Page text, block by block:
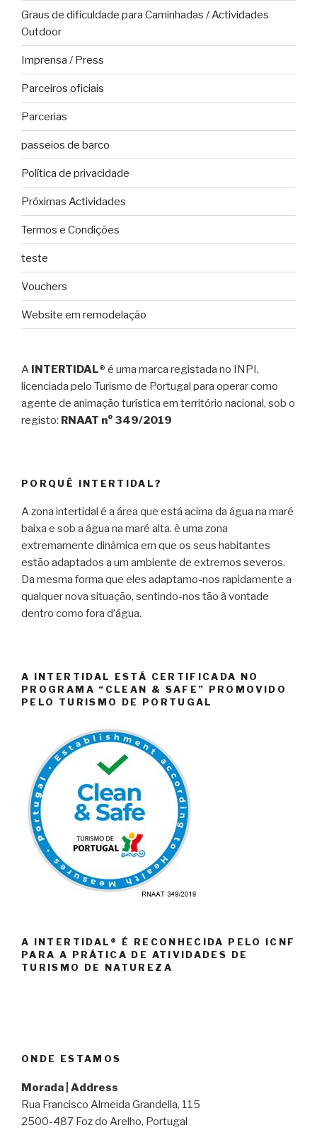
Graus de dificuldade para Caminhadas / Actividades
Outdoor
Imprensa / Press
Parceiros oficiais
Parcerias
passeios de barco
Política de privacidade
Próximas Actividades
Termos e Condições
teste
Vouchers
Website em remodelação
A INTERTIDAL® é uma marca registada no INPI,
licenciada pelo Turismo de Portugal para operar como
agente de animação turística em território nacional, sob o
registo: RNAAT n° 349/2019
PORQUÊ INTERTIDAL?
A zona intertidal é a área que está acima da água na maré
baixa e sob a água na maré alta. è uma zona
extremamente dinâmica em que os seus habitantes
estão adaptados a um ambiente de extremos severos.
Da mesma forma que eles adaptamo-nos rapidamente a
qualquer nova situação, sentindo-nos tão à vontade
dentro como fora d’água.
A INTERTIDAL ESTÁ CERTIFICADA NO
PROGRAMA “CLEAN & SAFE” PROMOVIDO
PELO TURISMO DE PORTUGAL
A INTERTIDAL® É RECONHECIDA PELO ICNF
PARA A PRÁTICA DE ATIVIDADES DE
TURISMO DE NATUREZA
ONDE ESTAMOS
Morada | Address
Rua Francisco Almeida Grandella, 115
2500-487 Foz do Arelho, Portugal